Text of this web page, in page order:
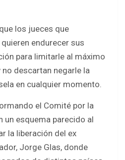
los jueces que
endurecer sus
para limitarle al máximo
descartan negarle la
en cualquier momento.
el Comité por la
un esquema parecido al
la liberación del ex
Jorge Glas, donde